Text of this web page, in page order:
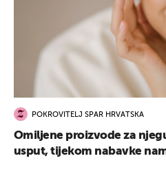
POKROVITELJ SPAR HRVATSKA
Omiljene proizvode za
usput, tijekom nabavke
UKLJUČITE